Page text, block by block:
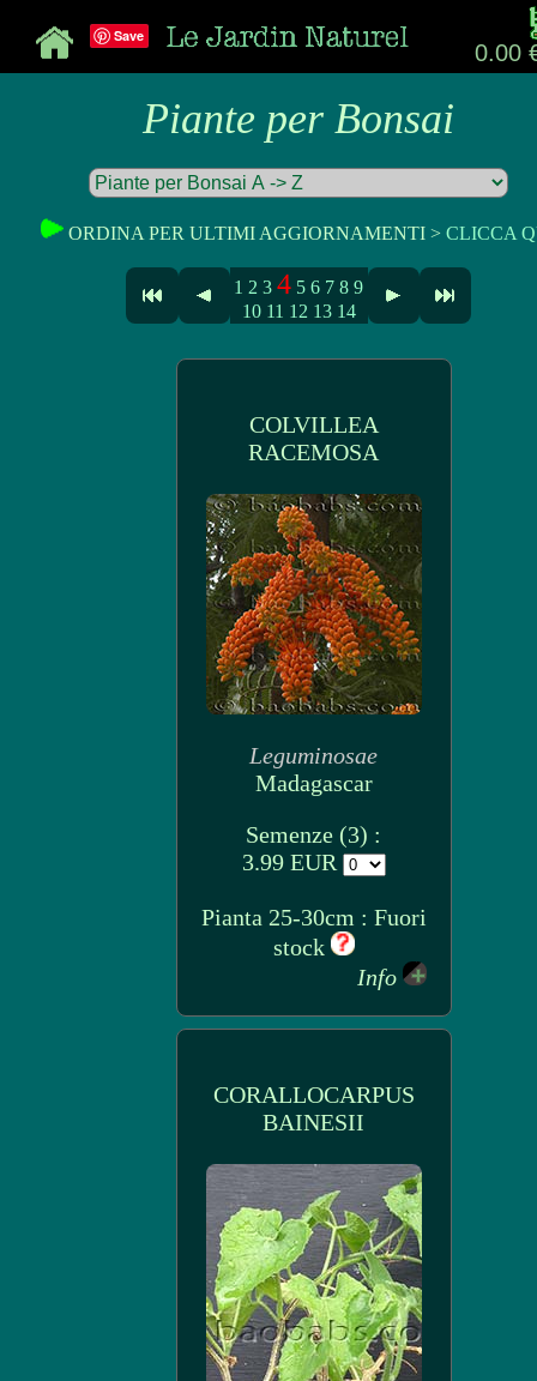
0.00
Save
Piante per Bonsai
ORDINA PER ULTIMI AGGIORNAMENTI > CLICCA
1 2 3 4 5 6 7 8 9
10 11 12 13 14
COLVILLEA
RACEMOSA
Leguminosae
Madagascar
Semenze (3) :
3.99 EUR
Pianta 25-30cm : Fuori
stock
Info
CORALLOCARPUS
BAINESII